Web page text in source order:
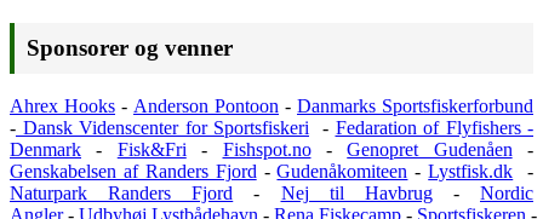
Sponsorer og venner
Ahrex Hooks - Anderson Pontoon - Danmarks Sportsfiskerforbund
- Dansk Videnscenter for Sportsfiskeri - Fedaration of Flyfishers -
Denmark - Fisk&Fri - Fishspot.no-Genopret Gudenåen -
Genskabelsen af Randers Fjord -Gudenåkomiteen -Lystfisk.dk -
Naturpark Randers Fjord - Nej til Havbrug- Nordic